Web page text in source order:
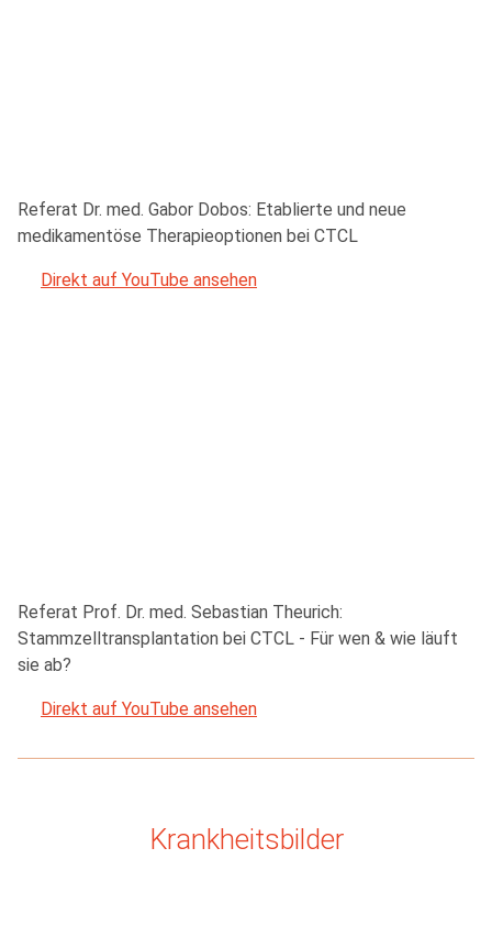
Referat Dr. med. Gabor Dobos: Etablierte und neue
medikamentöse Therapieoptionen bei CTCL
Direkt auf YouTube ansehen
Referat Prof. Dr. med. Sebastian Theurich:
Stammzelltransplantation bei CTCL - Für wen & wie läuft
sie ab?
Direkt auf YouTube ansehen
Krankheitsbilder